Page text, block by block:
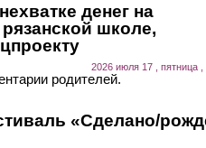
денег на
школе,
2026 июля 17 , пятница ,
родителей.
«Сделано/